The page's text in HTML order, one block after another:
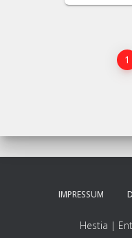
1
IMPRESSUM
Hestia |